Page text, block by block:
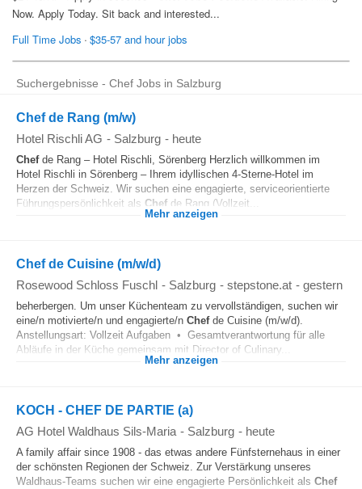
Suchergebnisse - Chef Jobs in Salzburg
Chef de Rang (m/w)
Hotel Rischli AG - Salzburg - heute
Chefde Rang – Hotel Rischli, Sörenberg Herzlich willkommen im
Hotel Rischli in Sörenberg – Ihrem idyllischen 4-Sterne-Hotel im
Herzen der Schweiz. Wir suchen eine engagierte, serviceorientierte
Führungspersönlichkeit als Chef de Rang (Vollzeit...
Mehr anzeigen
Chef de Cuisine (m/w/d)
Rosewood Schloss Fuschl - Salzburg - stepstone.at - gestern
beherbergen. Um unser Küchenteam zu vervollständigen, suchen wir
eine/n motivierte/n und engagierte/n Chefde Cuisine (m/w/d).
Anstellungsart: Vollzeit Aufgaben • Gesamtverantwortung für alle
Abläufe in der Küche gemeinsam mit Director of Culinary...
Mehr anzeigen
KOCH - CHEF DE PARTIE (a)
AG Hotel Waldhaus Sils-Maria - Salzburg - heute
A family affair since 1908 - das etwas andere Fünfsternehaus in einer
der schönsten Regionen der Schweiz. Zur Verstärkung unseres
Waldhaus-Teams suchen wir eine engagierte Persönlichkeit als Chef